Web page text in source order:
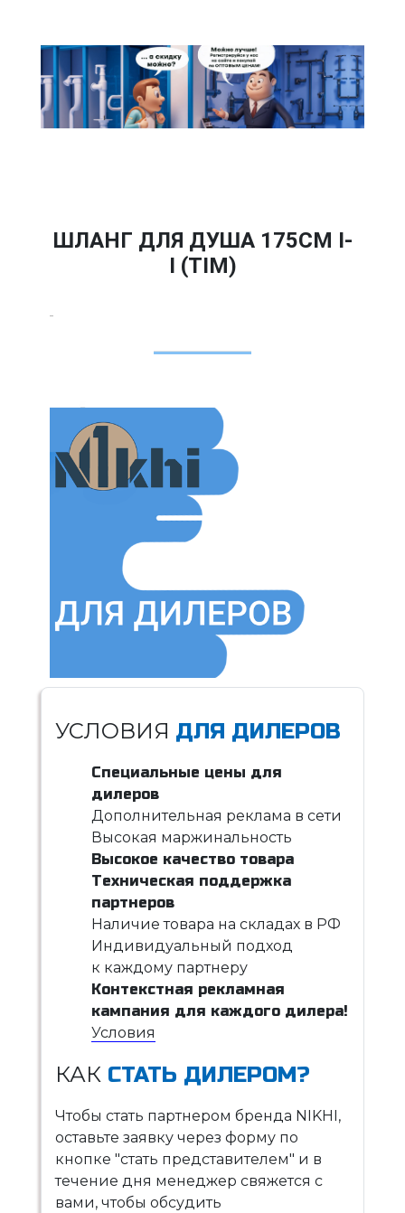
ШЛАНГ ДЛЯ ДУША 175СМ I-
I (TIM)
УСЛОВИЯ ДЛЯ ДИЛЕРОВ
Специальные цены для
дилеров
Дополнительная реклама в сети
Высокая маржинальность
Высокое качество товара
Техническая поддержка
партнеров
Наличие товара на складах в РФ
Индивидуальный подход
к каждому партнеру
Контекстная рекламная
кампания для каждого дилера!
Условия
КАК СТАТЬ ДИЛЕРОМ?
Чтобы стать партнером бренда NIKHI,
оставьте заявку через форму по
кнопке "стать представителем" и в
течение дня менеджер свяжется с
вами, чтобы обсудить